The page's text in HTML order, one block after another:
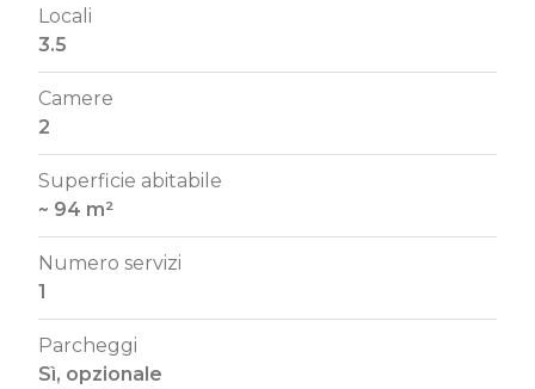
Locali
3.5
Camere
2
Superficie abitabile
~ 94 m²
Numero servizi
1
Parcheggi
Sì, opzionale